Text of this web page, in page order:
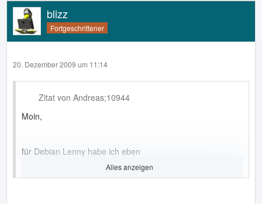
blizz
Fortgeschrittener
20. Dezember 2009 um 11:14
Zitat von Andreas;10944
Moin,
für Debian Lenny habe ich eben
http://board.3dl.am/thread.php?postid=2154373
Alles anzeigen